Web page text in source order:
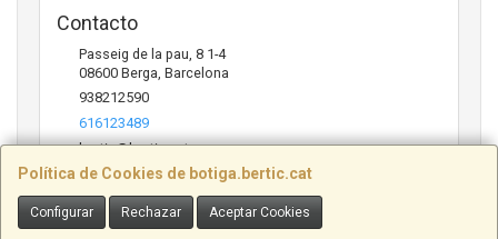
Política de Cookies de botiga.bertic.cat
Configurar Rechazar Aceptar Cookies
Contacto
Passeig de la pau, 8 1-4
08600 Berga Barcelona
938212590
616123489
bertic@bertic.cat
Horario